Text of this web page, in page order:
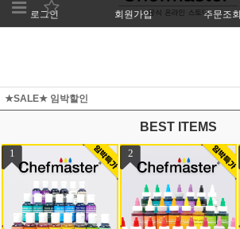
로그인 회원가입 주문조회
★SALE★ 임박할인
BEST ITEMS
1 2